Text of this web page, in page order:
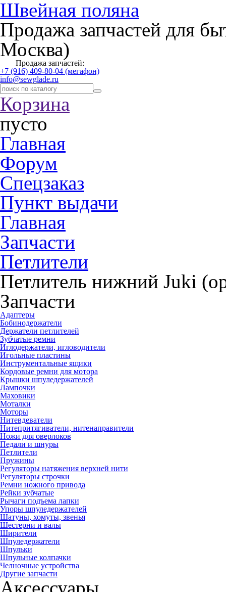
Швейная поляна
Продажа запчастей для
Москва)
Продажа запчастей:
+7 (916) 409-80-04 (мегафон)
info@sewglade.ru
Корзина
пусто
Главная
Форум
Спецзаказ
Пункт выдачи
Главная
Запчасти
Петлители
Петлитель нижний Juki
Запчасти
Адаптеры
Бобинодержатели
Держатели петлителей
Зубчатые ремни
Иглодержатели, игловодители
Игольные пластины
Инструментальные ящики
Кордовые ремни для мотора
Крышки шпуледержателей
Лампочки
Маховики
Моталки
Моторы
Нитевдеватели
Нитепритягиватели, нитенаправители
Ножи для оверлоков
Педали и шнуры
Петлители
Пружины
Регуляторы натяжения верхней нити
Регуляторы строчки
Ремни ножного привода
Рейки зубчатые
Рычаги подъема лапки
Упоры шпуледержателей
Шатуны, хомуты, звенья
Шестерни и валы
Ширители
Шпуледержатели
Шпульки
Шпульные колпачки
Челночные устройства
Другие запчасти